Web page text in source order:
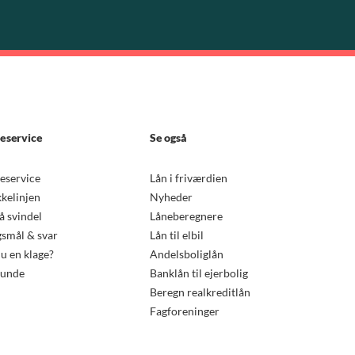
svindel
& svar
en klage?
Se også
Lån i friværdien
Nyheder
Låneberegnere
Lån til elbil
Andelsboliglån
Banklån til ejerbolig
Beregn realkreditlån
Fagforeninger